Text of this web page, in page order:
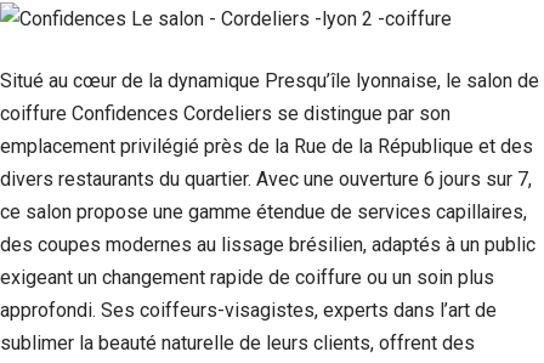
Situé au cœur de la dynamique Presqu’île lyonnaise, le salon de
coiffure Confidences Cordeliers se distingue par son
emplacement privilégié près de la Rue de la République et des
divers restaurants du quartier. Avec une ouverture 6 jours sur 7,
ce salon propose une gamme étendue de services capillaires,
des coupes modernes au lissage brésilien, adaptés à un public
exigeant un changement rapide de coiffure ou un soin plus
approfondi. Ses coiffeurs-visagistes, experts dans l’art de
sublimer la beauté naturelle de leurs clients, offrent des
votre
visitez notre
site, vous
augmentez les
chances de
voir du
offres
personnalisés.